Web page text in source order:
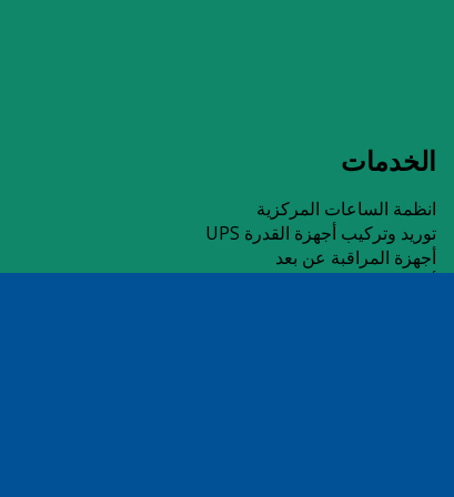
الخدمات
انظمة الساعات المركزية
توريد وتركيب أجهزة القدرة UPS
أجهزة المراقبة عن بعد